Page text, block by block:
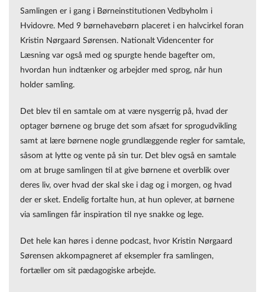
Samlingen er i gang i Børneinstitutionen Vedbyholm i
Hvidovre. Med 9 børnehavebørn placeret i en halvcirkel foran
Kristin Nørgaard Sørensen. Nationalt Videncenter for
Læsning var også med og spurgte hende bagefter om,
hvordan hun indtænker og arbejder med sprog, når hun
holder samling.
Det blev til en samtale om at være nysgerrig på, hvad der
optager børnene og bruge det som afsæt for sprogudvikling
samt at lære børnene nogle grundlæggende regler for samtale,
såsom at lytte og vente på sin tur. Det blev også en samtale
om at bruge samlingen til at give børnene et overblik over
deres liv, over hvad der skal ske i dag og i morgen, og hvad
der er sket. Endelig fortalte hun, at hun oplever, at børnene
via samlingen får inspiration til nye snakke og lege.
Det hele kan høres i denne podcast, hvor Kristin Nørgaard
Sørensen akkompagneret af eksempler fra samlingen,
fortæller om sit pædagogiske arbejde.